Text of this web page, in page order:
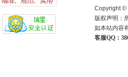
Copyright ©
版权声明：
如本站内容
客服QQ：